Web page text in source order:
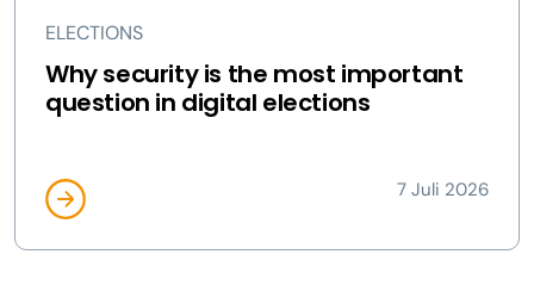
ELECTIONS
Why security is the most important
question in digital elections
7 Juli 2026